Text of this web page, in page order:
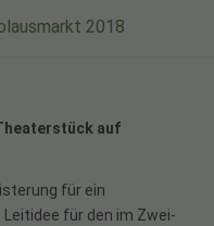
2018
auf
für ein
für den im Zwei-